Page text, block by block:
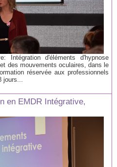
Intégration d'éléments d'hypnose
des mouvements oculaires, dans le
réservée aux professionnels
en EMDR Intégrative,